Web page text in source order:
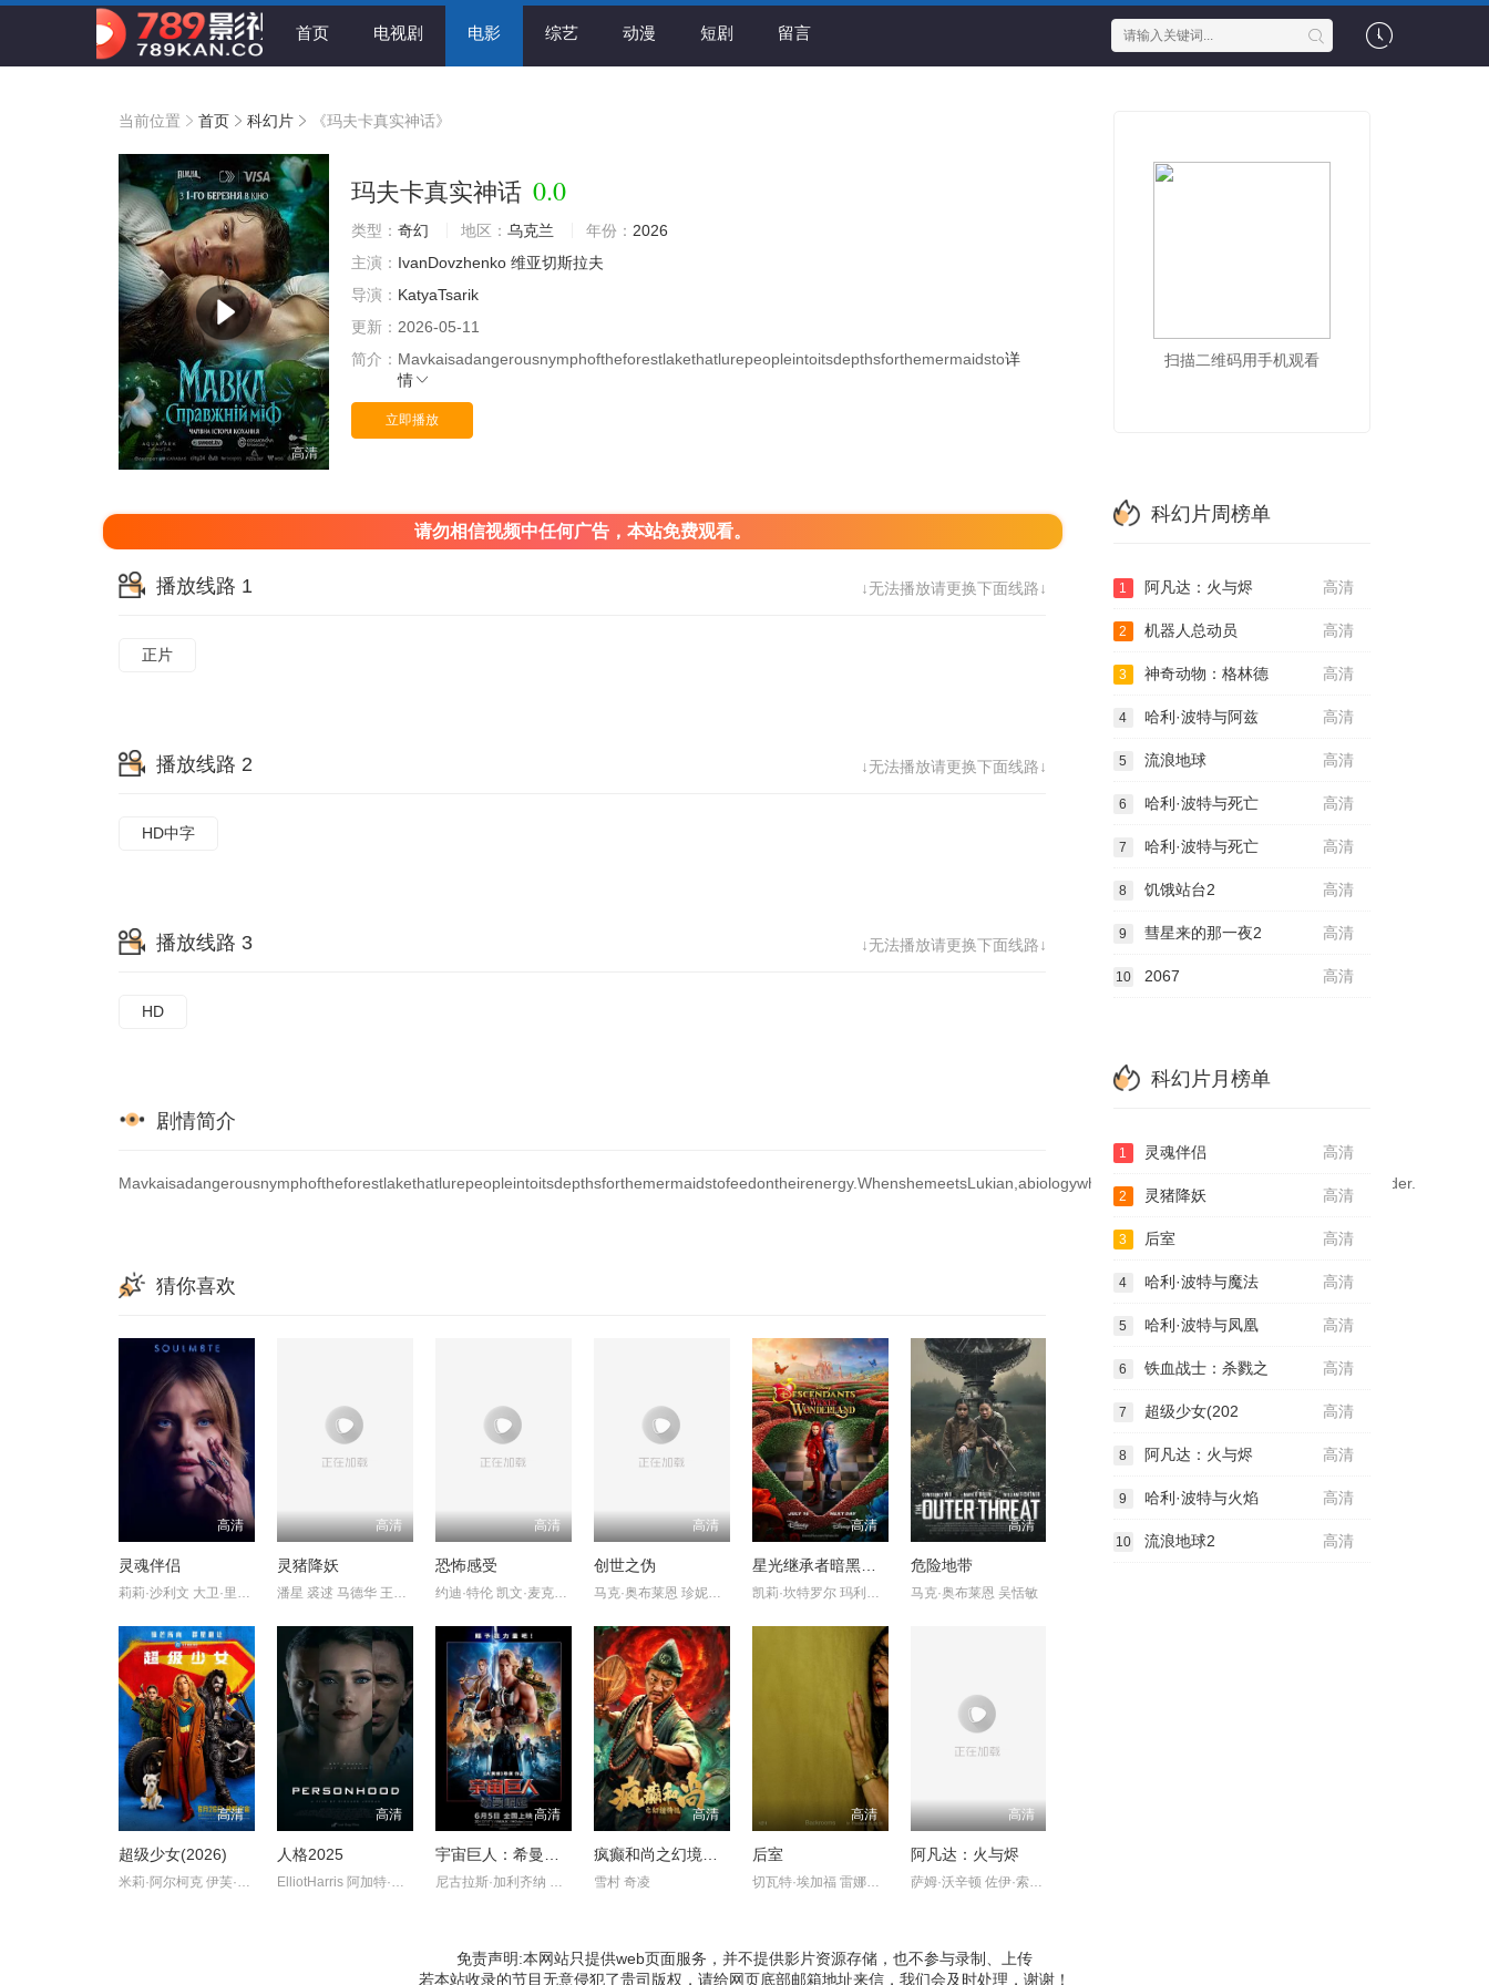
首页 电视剧 电影 综艺 动漫 短剧 留言
当前位置 首页 科幻片 《玛夫卡真实神话》
高清
玛夫卡真实神话 0.0
类型： 奇幻 地区： 乌克兰 年份： 2026
主演： IvanDovzhenko 维亚切斯拉夫
导演： KatyaTsarik
更新： 2026-05-11
简介： Mavkaisadangerousnymphoftheforestlakethatlurepeopleintoitsdepthsforthemermaidsto详
情
立即播放
请勿相信视频中任何广告，本站免费观看。
↓无法播放请更换下面线路↓
播放线路 1
正片
↓无法播放请更换下面线路↓
播放线路 2
HD中字
↓无法播放请更换下面线路↓
播放线路 3
HD
剧情简介
Mavkaisadangerousnymphoftheforestlakethatlurepeopleintoitsdepthsforthemermaidstofeedontheirenergy.WhenshemeetsLukian,abiologywhizz,Mavkafallsinlovedisruptingthenaturalorder.
猜你喜欢
高清
灵魂伴侣
莉莉·沙利文 大卫·里达尔
高清
灵猪降妖
潘星 裘逑 马德华 王李丹鈮
高清
恐怖感受
约迪·特伦 凯文·麦克克科尔
高清
创世之伪
马克·奥布莱恩 珍妮特·波特
高清
星光继承者暗黑仙境
凯莉·坎特罗尔 玛利亚·贝克
高清
危险地带
马克·奥布莱恩 吴恬敏
高清
超级少女(2026)
高清
人格2025
高清 高清
雪村 奇凌
高清
后室
切瓦特·埃加福 雷娜特·赖因斯夫 芬恩·本尼特
高清
阿凡达：火与烬
萨姆·沃辛顿 佐伊·索尔达娜 西格妮·韦弗 史蒂芬·朗
扫描二维码用手机观看
科幻片周榜单
高清
1 阿凡达：火与烬
高清
2 机器人总动员
高清
3 神奇动物：格林德
高清
4 哈利·波特与阿兹
高清
5 流浪地球
高清
6 哈利·波特与死亡
高清
7 哈利·波特与死亡
高清
8 饥饿站台2
高清
9 彗星来的那一夜2
高清
10 2067
科幻片月榜单
高清
1 灵魂伴侣
高清
2 灵猪降妖
高清
3 后室
高清
4 哈利·波特与魔法
高清
5 哈利·波特与凤凰
高清
6 铁血战士：杀戮之
高清
7 超级少女(202
高清
8 阿凡达：火与烬
高清
9 哈利·波特与火焰
高清
10 流浪地球2
免责声明:本网站只提供web页面服务，并不提供影片资源存储，也不参与录制、上传
若本站收录的节目无意侵犯了贵司版权，请给网页底部邮箱地址来信，我们会及时处理，谢谢！